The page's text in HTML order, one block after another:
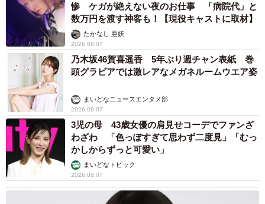
惨 ケガが絶えない夜のお仕事 「病院代」と
数万円を渡す神客も！【現役キャストに取材】
たかなし 亜妖
2026.08.07
乃木坂46賀喜遥香 5年ぶり週チャン表紙 巻
頭グラビアでは激レアなメガネルームウエア姿
まいどなニュースエンタメ部
2026.08.07
3児の母 43歳女優の肩見せコーデでファンざ
わざわ 「色っぽすぎて思わず二度見」「むっ
かしからずっと可愛い」
まいどなトピック
2026.08.07